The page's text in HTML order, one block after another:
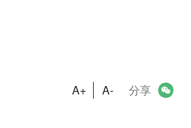
A+ A- 分享